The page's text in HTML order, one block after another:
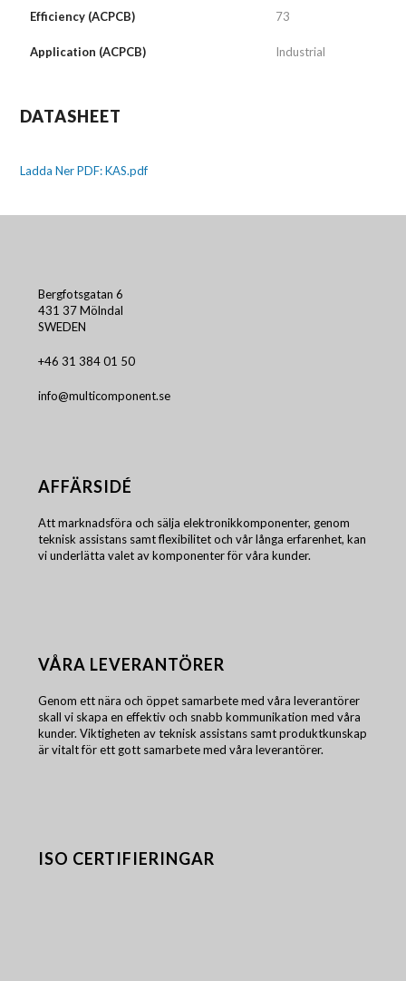
Efficiency (ACPCB) 73
Application (ACPCB) Industrial
DATASHEET
Ladda Ner PDF: KAS.pdf
Bergfotsgatan 6
431 37 Mölndal
SWEDEN
+46 31 384 01 50
info@multicomponent.se
AFFÄRSIDÉ
Att marknadsföra och sälja elektronikkomponenter, genom
teknisk assistans samt flexibilitet och vår långa erfarenhet, kan
vi underlätta valet av komponenter för våra kunder.
VÅRA LEVERANTÖRER
Genom ett nära och öppet samarbete med våra leverantörer
skall vi skapa en effektiv och snabb kommunikation med våra
kunder. Viktigheten av teknisk assistans samt produktkunskap
är vitalt för ett gott samarbete med våra leverantörer.
ISO CERTIFIERINGAR